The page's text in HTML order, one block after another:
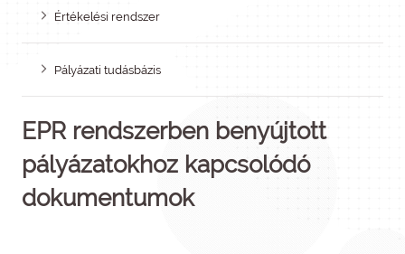
Értékelési rendszer
Pályázati tudásbázis
EPR rendszerben benyújtott
pályázatokhoz kapcsolódó
dokumentumok